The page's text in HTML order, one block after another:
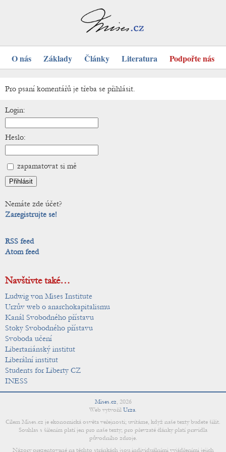
O nás Základy Články Literatura Podpořte nás
Pro psaní komentářů je třeba se přihlásit.
Login:
Heslo:
zapamatovat si mě
Nemáte zde účet?
Zaregistrujte se!
RSS feed
Atom feed
Navštivte také…
Ludwig von Mises Institute
Urzův web o anarchokapitalismu
Kanál Svobodného přístavu
Stoky Svobodného přístavu
Svoboda učení
Libertariánský institut
Liberální institut
Students for Liberty CZ
INESS
Mises.cz, 2026
Web vytvořil Urza.
Cílem Mises.cz je ekonomická osvěta veřejnosti; uvítáme, když naše texty budete šířit.
Souhlas s šířením platí jen pro naše texty; pro převzaté články platí pravidla
původního zdroje.
Názory prezentované na těchto stránkách jsou individuálními vyjádřeními jejich